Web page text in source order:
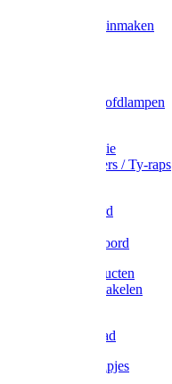
Wecken & inmaken
Zak- & Hoofdlampen
Tape en folie
Kabelbinders / Ty-raps
Metselkoord
Elastisch koord
Afdekproducten
Heffen en takelen
Waslijndraad
Simplexknipjes